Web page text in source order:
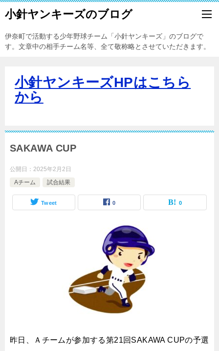
小針ヤンキーズのブログ
伊奈町で活動する少年野球チーム「小針ヤンキーズ」のブログで
す。文章中の相手チーム名等、全て敬称略とさせていただきます。
小針ヤンキーズHPはこちら
から
SAKAWA CUP
公開日： 2025年2月2日
Aチーム
試合結果
Tweet 0 0
昨日、Ａチームが参加する第21回SAKAWA CUPの予選